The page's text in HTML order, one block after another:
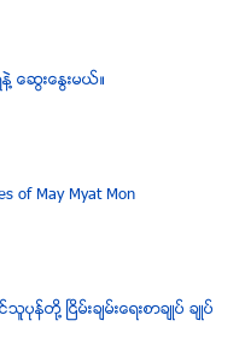
ဆြးေႏြးမယ္။
of May Myat Mon
န္တို႔ ၿငိမ္းခ်မ္းေရးစာခ်ဳပ္ ခ်ဳပ္